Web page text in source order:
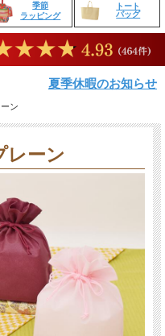
季節
ラッピング
トート
バッグ
夏季休暇のお知らせ
ン
レーン